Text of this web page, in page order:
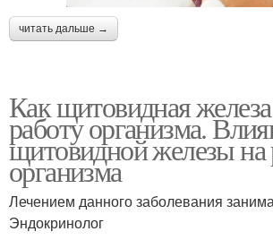
читать дальше →
Как щитовидная
работу организма.
щитовидной железы на
организма
Лечением данного заболевания
Эндокринолог